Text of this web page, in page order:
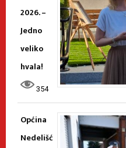
2026. –
Jedno
veliko
hvala!
354
Općina
Nedelišć